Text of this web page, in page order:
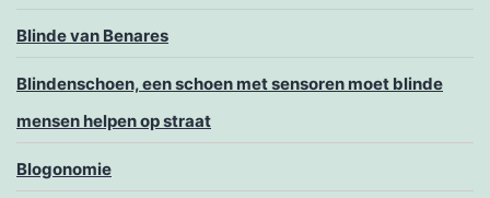
Blinde van Benares
Blindenschoen, een schoen met sensoren moet blinde
mensen helpen op straat
Blogonomie